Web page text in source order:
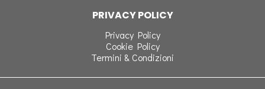
PRIVACY POLICY
Privacy Policy
Cookie Policy
Termini & Condizioni